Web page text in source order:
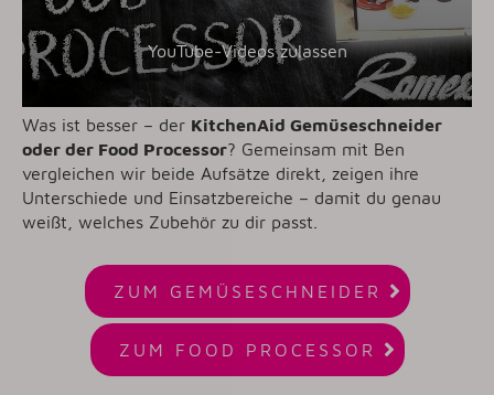
YouTube-Videos zulassen
Was ist besser – der KitchenAid Gemüseschneider
oder der Food Processor? Gemeinsam mit Ben
vergleichen wir beide Aufsätze direkt, zeigen ihre
Unterschiede und Einsatzbereiche – damit du genau
weißt, welches Zubehör zu dir passt.

ZUM GEMÜSESCHNEIDER

ZUM FOOD PROCESSOR